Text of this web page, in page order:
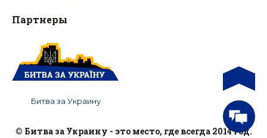
Партнеры
Битва за Украину
© Битва за Украину - это место, где всегда 2014 год.